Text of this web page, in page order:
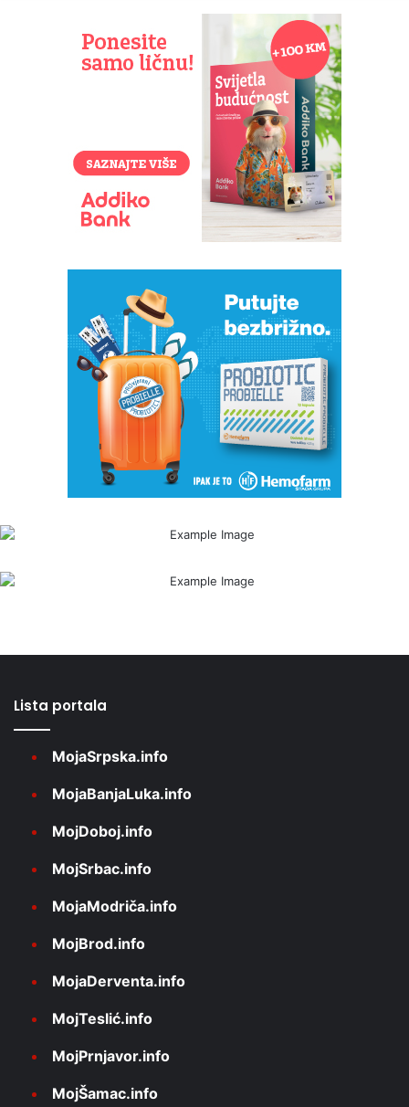
Lista portala
MojaSrpska.info
MojaBanjaLuka.info
MojDoboj.info
MojSrbac.info
MojaModriča.info
MojBrod.info
MojaDerventa.info
MojTeslić.info
MojPrnjavor.info
MojŠamac.info